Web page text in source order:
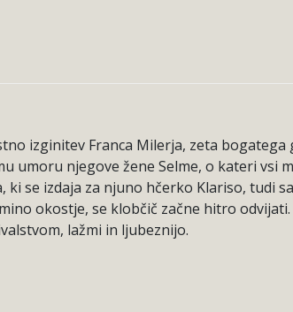
izginitev Franca Milerja, zeta
umoru njegove žene Selme, o kateri vsi
se izdaja za njuno hčerko Klariso, tudi
okostje, se klobčič začne hitro
lažmi in ljubeznijo.